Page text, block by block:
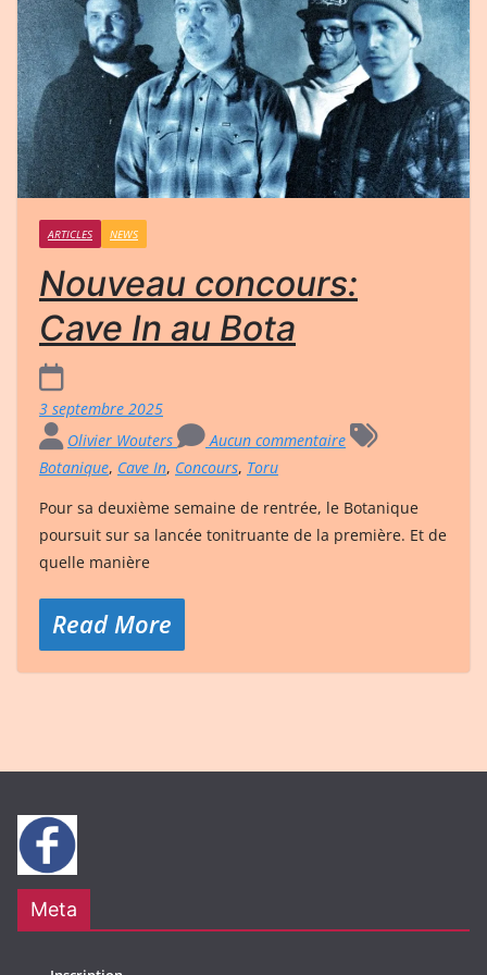
ARTICLES NEWS
Nouveau concours:
Cave In au Bota
3 septembre 2025
Olivier Wouters
Aucun commentaire
Botanique, Cave In, Concours, Toru
Pour sa deuxième semaine de rentrée, le Botanique
poursuit sur sa lancée tonitruante de la première. Et de
quelle manière
Read More
Meta